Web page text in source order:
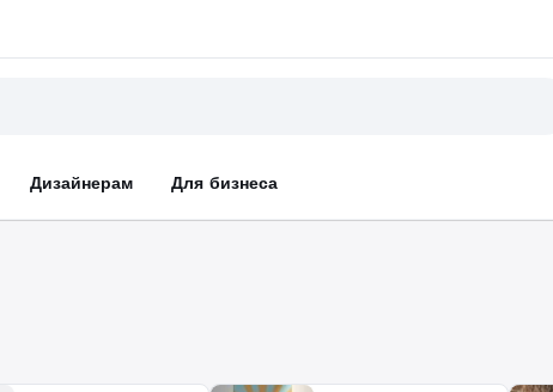
Дизайнерам Для бизнеса